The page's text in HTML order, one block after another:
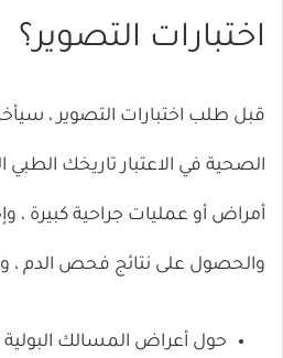
اختبارات التصوير؟
قبل طلب اختبارات التصوير ،
الصحية في الاعتبار تاريخك الطبي
أمراض أو عمليات جراحية كبيرة ،
والحصول على نتائج فحص الدم ،
حول أعراض المسالك البولية